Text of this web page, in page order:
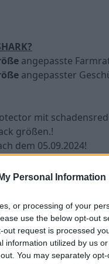
Personal Information
or processing of your
use the below opt-out
request is processed
information utilized by us
You may separately
angepasste
angepasster
mit
größen.!
dem 05.09.2024!
findet ihr auf